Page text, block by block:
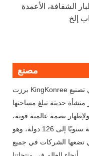
الشفافة، الأعمدة
إلخ
مصنع
برزت KingKonree باعتبارها السلطة الرائدة في الصين في تصنيع
حديثة تبلغ مساحتها
ولإظهار بصمة عالمية قوية،
فإننا نفخر بشحن أكثر من 1200 حاوية سنويًا إلى 126 دولة، وهو
تضعها الشركات في جميع